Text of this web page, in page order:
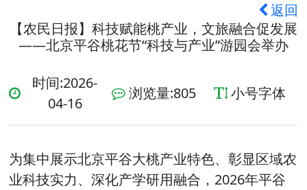
返回
【农民日报】科技赋能桃产业，文旅融合促发展
——北京平谷桃花节“科技与产业”游园会举办
时间:2026-
04-16
浏览量:805 小号字体
为集中展示北京平谷大桃产业特色、彰显区域农
业科技实力、深化产学研用融合，2026年平谷